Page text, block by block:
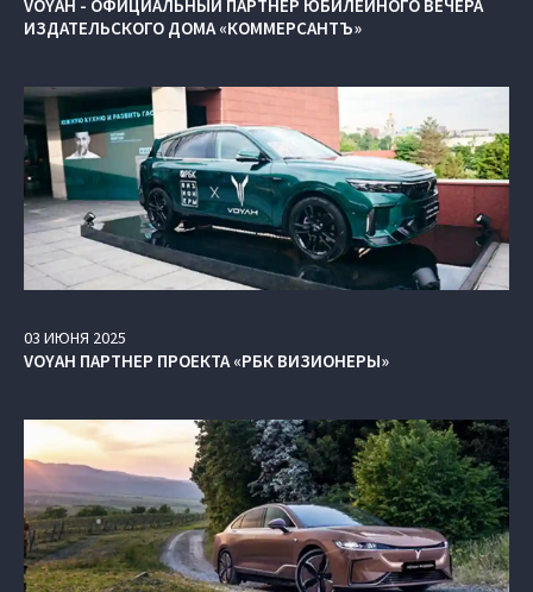
VOYAH - ОФИЦИАЛЬНЫЙ ПАРТНЕР ЮБИЛЕЙНОГО ВЕЧЕРА
ИЗДАТЕЛЬСКОГО ДОМА «КОММЕРСАНТЪ»
03 ИЮНЯ 2025
VOYAH ПАРТНЕР ПРОЕКТА «РБК ВИЗИОНЕРЫ»